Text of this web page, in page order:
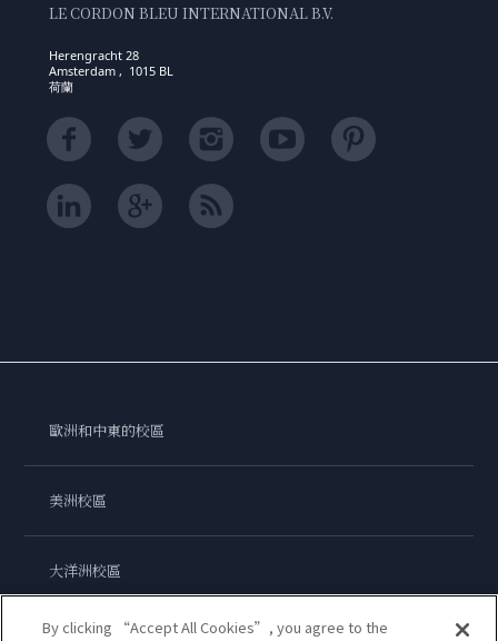
LE CORDON BLEU INTERNATIONAL B.V.
Herengracht 28
Amsterdam , 1015 BL
荷蘭
歐洲和中東的校區
美洲校區
大洋洲校區
By clicking “Accept All Cookies”, you agree to the